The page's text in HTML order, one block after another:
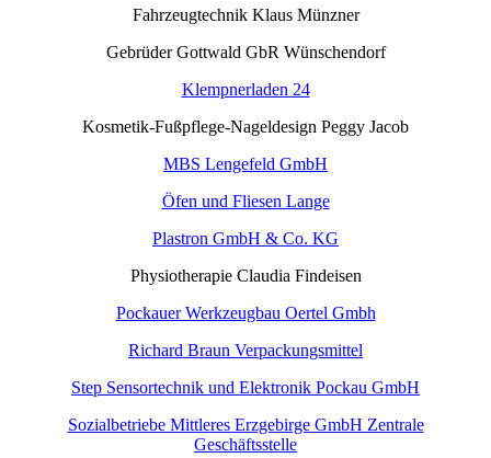
Fahrzeugtechnik Klaus Münzner
Gebrüder Gottwald GbR Wünschendorf
Klempnerladen 24
Kosmetik-Fußpflege-Nageldesign Peggy Jacob
MBS Lengefeld GmbH
Öfen und Fliesen Lange
Plastron GmbH & Co. KG
Physiotherapie Claudia Findeisen
Pockauer Werkzeugbau Oertel Gmbh
Richard Braun Verpackungsmittel
Step Sensortechnik und Elektronik Pockau GmbH
Sozialbetriebe Mittleres Erzgebirge GmbH Zentrale
Geschäftsstelle